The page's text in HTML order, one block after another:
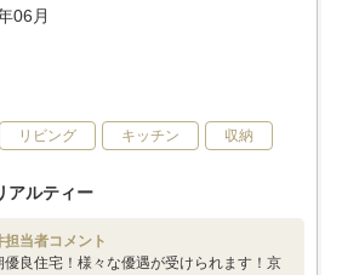
06月
リビング キッチン 収納
アルティー
担当者コメント
優良住宅！様々な優遇が受けられます！京